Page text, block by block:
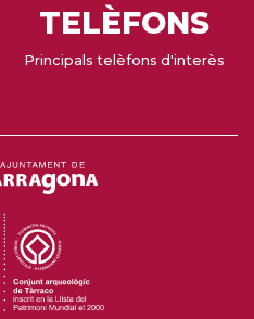
TELÈFONS
Principals telèfons d'interès